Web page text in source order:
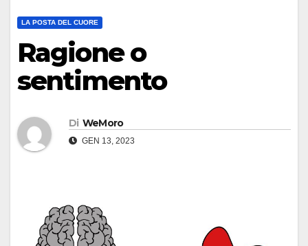
LA POSTA DEL CUORE
Ragione o
sentimento
Di WeMoro
GEN 13, 2023